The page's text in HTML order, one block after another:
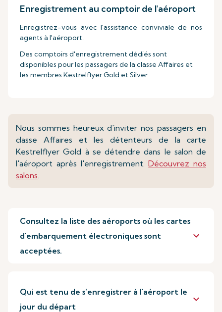
Enregistrement au comptoir de l'aéroport
Enregistrez-vous avec l'assistance conviviale de nos
agents à l'aéroport.
Des comptoirs d'enregistrement dédiés sont
disponibles pour les passagers de la classe Affaires et
les membres Kestrelflyer Gold et Silver.
Nous sommes heureux d'inviter nos passagers en
classe Affaires et les détenteurs de la carte
Kestrelflyer Gold à se détendre dans le salon de
l'aéroport après l'enregistrement.Découvrez nos
salons.
Consultez la liste des aéroports où les cartes
d'embarquement électroniques sont
acceptées.
keyboard_arrow_down
Qui est tenu de s’enregistrer à l'aéroport le
jour du départ
keyboard_arrow_down